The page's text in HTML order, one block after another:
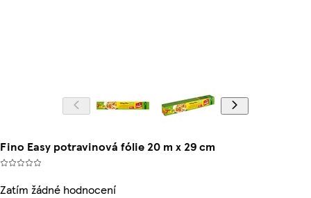
Fino Easy potravinová fólie 20 m x 29 cm
Zatím žádné hodnocení